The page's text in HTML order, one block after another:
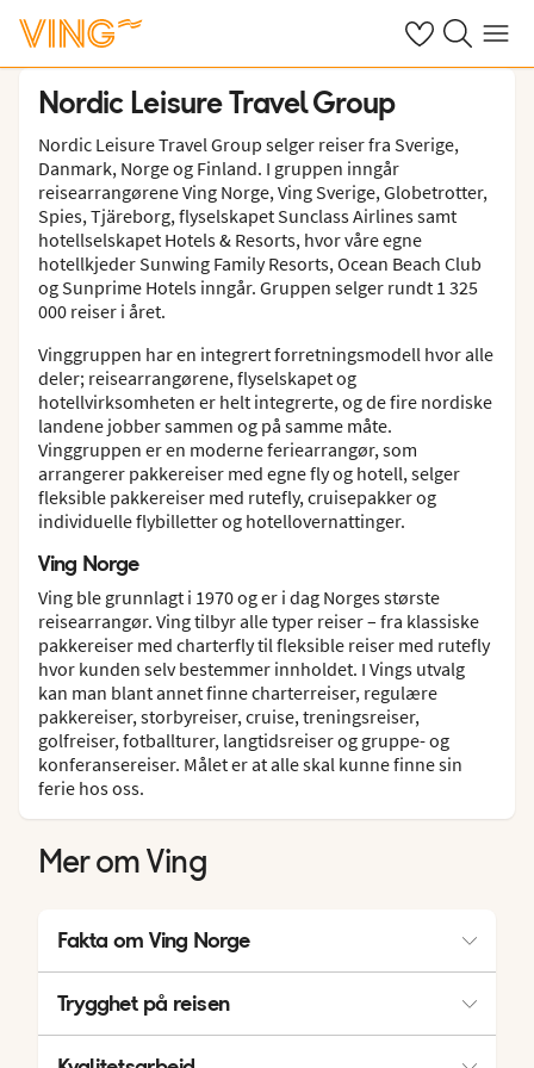
Se dine sparte
Søk påMeny
Nordic Leisure Travel Group
Nordic Leisure Travel Group selger reiser fra Sverige,
Danmark, Norge og Finland. I gruppen inngår
reisearrangørene Ving Norge, Ving Sverige, Globetrotter,
Spies, Tjäreborg, flyselskapet Sunclass Airlines samt
hotellselskapet Hotels & Resorts, hvor våre egne
hotellkjeder Sunwing Family Resorts, Ocean Beach Club
og Sunprime Hotels inngår. Gruppen selger rundt 1 325
000 reiser i året.
Vinggruppen har en integrert forretningsmodell hvor alle
deler; reisearrangørene, flyselskapet og
hotellvirksomheten er helt integrerte, og de fire nordiske
landene jobber sammen og på samme måte.
Vinggruppen er en moderne feriearrangør, som
arrangerer pakkereiser med egne fly og hotell, selger
fleksible pakkereiser med rutefly, cruisepakker og
individuelle flybilletter og hotellovernattinger.
Ving Norge
Ving ble grunnlagt i 1970 og er i dag Norges største
reisearrangør. Ving tilbyr alle typer reiser – fra klassiske
pakkereiser med charterfly til fleksible reiser med rutefly
hvor kunden selv bestemmer innholdet. I Vings utvalg
kan man blant annet finne charterreiser, regulære
pakkereiser, storbyreiser, cruise, treningsreiser,
golfreiser, fotballturer, langtidsreiser og gruppe- og
konferansereiser. Målet er at alle skal kunne finne sin
ferie hos oss.
Mer om Ving
Fakta om Ving Norge
Trygghet på reisen